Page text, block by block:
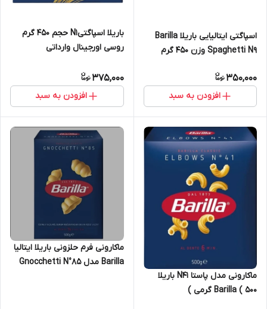
اسپاگتی ایتالیایی باریلا Barilla
Spaghetti N9 وزن 450 گرم
350,000
افزودن به سبد
باریلا اسپاگتیN1 حجم ۴۵۰ گرم
روسی اورجینال وارداتی
375,000
افزودن به سبد
ماکارونی مدل پاستا N41 باریلا
Barilla ( 500 گرمی )
ماکارونی فرم حلزونی باریلا ایتالیا
Barilla مدل Gnocchetti N°85